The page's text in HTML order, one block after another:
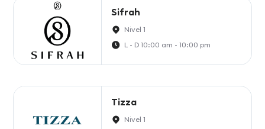
Sifrah
Nivel 1
L - D 10:00 am - 10:00 pm
Tizza
Nivel 1